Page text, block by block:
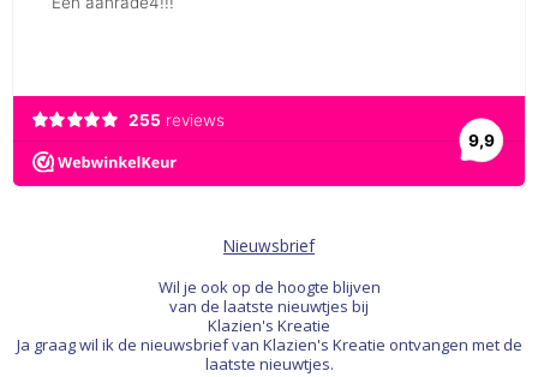
Nieuwsbrief
Wil je ook op de hoogte blijven
van de laatste nieuwtjes bij
Klazien's Kreatie
Ja graag wil ik de nieuwsbrief van Klazien's Kreatie ontvangen met de
laatste nieuwtjes.